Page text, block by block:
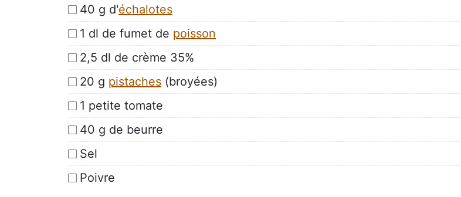
40 g d'échalotes
1 dl de fumet de poisson
2,5 dl de crème 35%
20 g pistaches (broyées)
1 petite tomate
40 g de beurre
Sel
Poivre